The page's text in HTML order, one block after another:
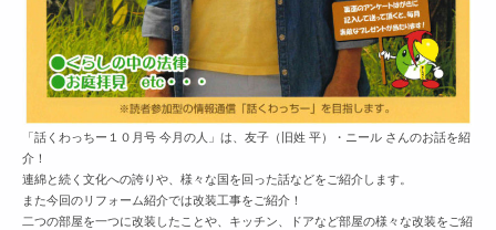
「話くわっちー１０月号 今月の人」は、友子（旧姓 平）・ニール さんのお話を紹
介！
連綿と続く文化への誇りや、様々な国を回った話などをご紹介します。
また今回のリフォーム紹介では改装工事をご紹介！
二つの部屋を一つに改装したことや、キッチン、ドアなど部屋の様々な改装をご紹